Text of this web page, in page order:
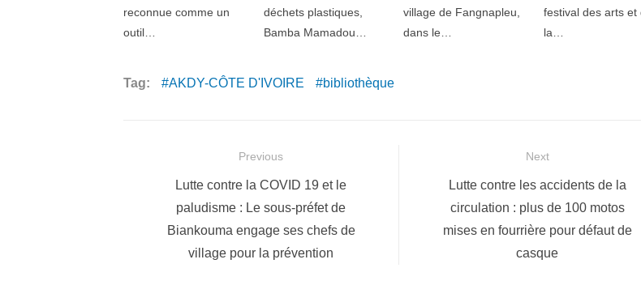
reconnue comme un
outil…
déchets plastiques,
Bamba Mamadou…
village de Fangnapleu,
dans le…
festival des arts et
la…
Tag: AKDY-CÔTE D'IVOIRE bibliothèque
navigation
Previous
Previous
post:
Lutte contre la COVID 19 et le
paludisme : Le sous-préfet de
Biankouma engage ses chefs de
village pour la prévention
Next
Next
post:
Lutte contre les accidents de la
circulation : plus de 100 motos
mises en fourrière pour défaut de
casque